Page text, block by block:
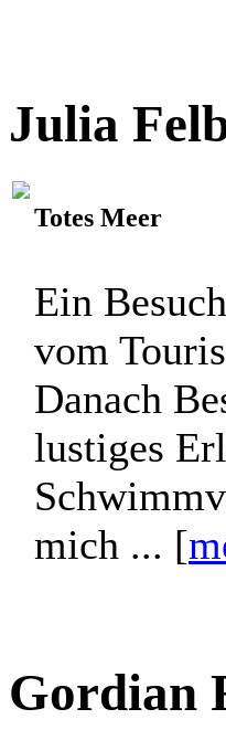
Julia
Totes Meer
Ein
vom
Danach
lustiges
mich ... [
Gordian